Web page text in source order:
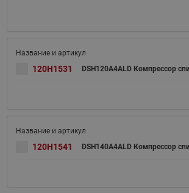
120H1531 DSH120A4ALD Компрессор
120H1541 DSH140A4ALD Компрессор